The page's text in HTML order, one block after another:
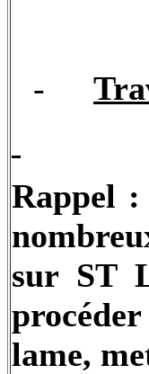
-
Rappel :
sur ST
lame,